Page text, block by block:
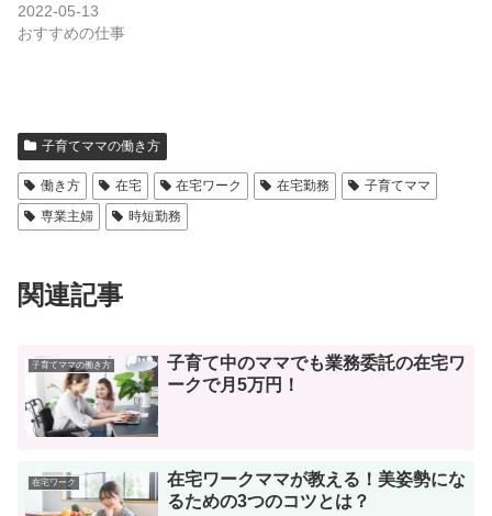
2022-05-13
おすすめの仕事
子育てママの働き方
働き方 在宅 在宅ワーク 在宅勤務
子育てママ
専業主婦
時短勤務
関連記事
子育てママの働き方
子育て中のママでも業務委託の在宅ワ
ークで月5万円！
在宅ワーク
在宅ワークママが教える！美姿勢にな
るための3つのコツとは？